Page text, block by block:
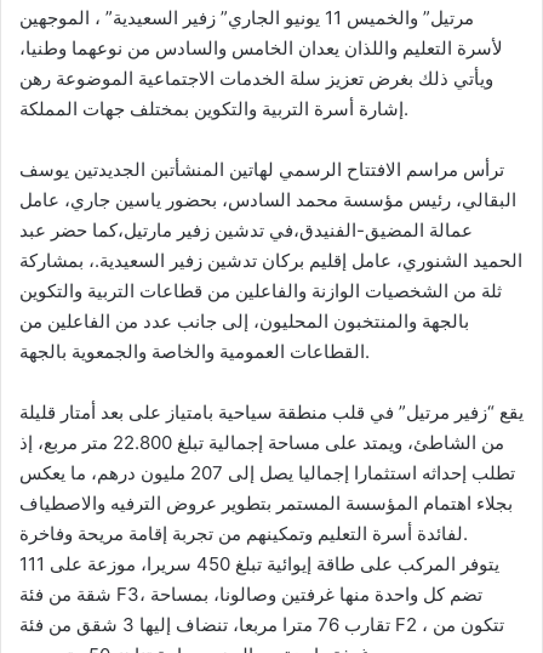
مرتيل” والخميس 11 يونيو الجاري” زفير السعيدية” ، الموجهين
لأسرة التعليم واللذان يعدان الخامس والسادس من نوعهما وطنيا،
ويأتي ذلك بغرض تعزيز سلة الخدمات الاجتماعية الموضوعة رهن
إشارة أسرة التربية والتكوين بمختلف جهات المملكة.
ترأس مراسم الافتتاح الرسمي لهاتين المنشأتبن الجديدتين يوسف
البقالي، رئيس مؤسسة محمد السادس، بحضور ياسين جاري، عامل
عمالة المضيق-الفنيدق،في تدشين زفير مارتيل،كما حضر عبد
الحميد الشنوري، عامل إقليم بركان تدشين زفير السعيدية.، بمشاركة
ثلة من الشخصيات الوازنة والفاعلين من قطاعات التربية والتكوين
بالجهة والمنتخبون المحليون، إلى جانب عدد من الفاعلين من
القطاعات العمومية والخاصة والجمعوية بالجهة.
يقع “زفير مرتيل” في قلب منطقة سياحية بامتياز على بعد أمتار قليلة
من الشاطئ، ويمتد على مساحة إجمالية تبلغ 22.800 متر مربع، إذ
تطلب إحداثه استثمارا إجماليا يصل إلى 207 مليون درهم، ما يعكس
بجلاء اهتمام المؤسسة المستمر بتطوير عروض الترفيه والاصطياف
لفائدة أسرة التعليم وتمكينهم من تجربة إقامة مريحة وفاخرة.
يتوفر المركب على طاقة إيوائية تبلغ 450 سريرا، موزعة على 111
شقة من فئة F3، تضم كل واحدة منها غرفتين وصالونا، بمساحة
تقارب 76 مترا مربعا، تنضاف إليها 3 شقق من فئة F2 ، تتكون من